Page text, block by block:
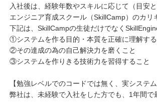
入社後は、経験年数やスキルに応じて（目安
エンジニア育成スクール（SkillCamp）のカリ
下記は、SkillCampの生徒だけでなく
①システムを作る目的・本質を正確に理解する
②その達成の為の自己解決力を磨くこと
③システムを作りきる技術力を習得すること
【勉強レベルでのコードでは無く、実システ
弊社は、未経験で入社をした方でも、1年間